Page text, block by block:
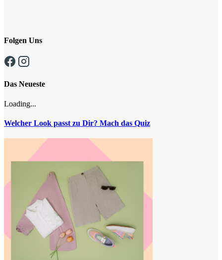
Folgen Uns
Das Neueste
Loading...
Welcher Look passt zu Dir? Mach das Quiz